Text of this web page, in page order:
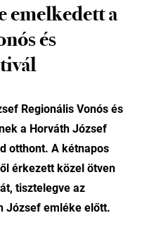
emelkedett a
és
Regionális Vonós és
a Horváth József
otthont. A kétnapos
érkezett közel ötven
tisztelegve az
József emléke előtt.